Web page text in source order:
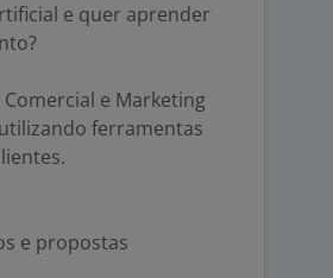
e quer aprender
e Marketing
ferramentas
e propostas